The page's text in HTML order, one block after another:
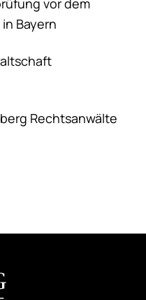
vor dem
Bayern
Rechtsanwälte